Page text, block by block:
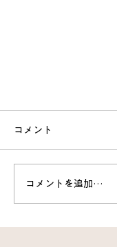
コメント
コメントを追加…